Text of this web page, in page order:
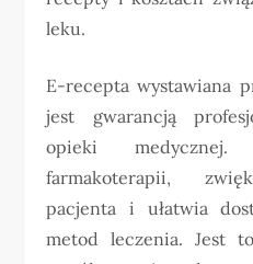
leku.
E-recepta wystawiana
jest gwarancją
opieki medycznej.
farmakoterapii,
pacjenta i ułatwia
metod leczenia. Jest